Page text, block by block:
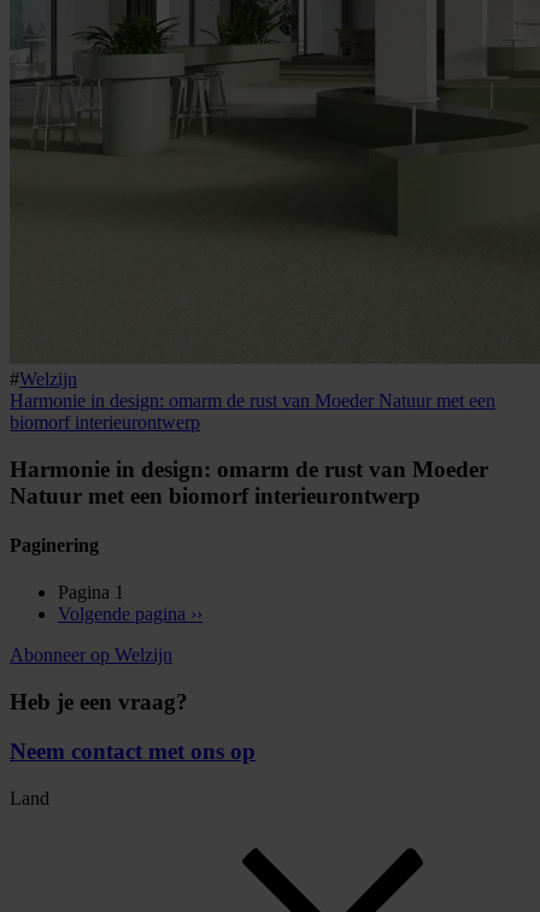
#Welzijn
Harmonie in design: omarm de rust van Moeder Natuur met een
biomorf interieurontwerp
Harmonie in design: omarm de rust van Moeder
Natuur met een biomorf interieurontwerp
Paginering
Pagina 1
Volgende pagina ››
Abonneer op Welzijn
Heb je een vraag?
Neem contact met ons op
Land